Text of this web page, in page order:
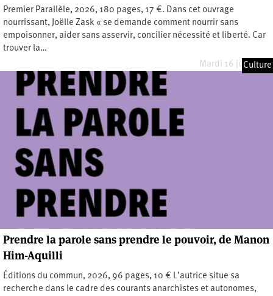
Premier Parallèle, 2026, 180 pages, 17 €. Dans cet ouvrage
nourrissant, Joëlle Zask « se demande comment nourrir sans
empoisonner, aider sans asservir, concilier nécessité et liberté. Car
trouver la…
Mardi 16 juin 2026
Culture
Prendre la parole sans prendre le pouvoir, de Manon
Him-Aquilli
Éditions du commun, 2026, 96 pages, 10 € L’autrice situe sa
recherche dans le cadre des courants anarchistes et autonomes,